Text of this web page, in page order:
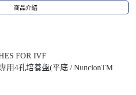
商品介紹
FOR IVF
用4孔培養盤(平底 / NunclonTM